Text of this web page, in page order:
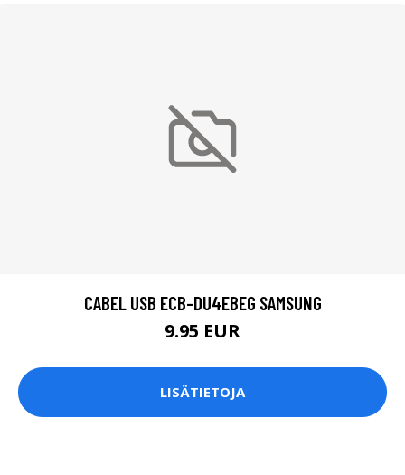
CABEL USB ECB-DU4EBEG SAMSUNG
9.95 EUR
LISÄTIETOJA